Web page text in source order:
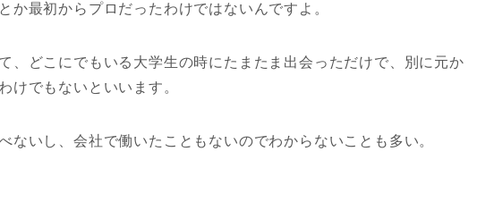
か最初からプロだったわけではないんですよ。
、どこにでもいる大学生の時にたまたま出会っただけで、別に元か
けでもないといいます。
ないし、会社で働いたこともないのでわからないことも多い。